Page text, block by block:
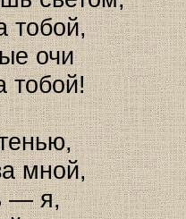
тобой,
очи
тобой!
мной,
— я,